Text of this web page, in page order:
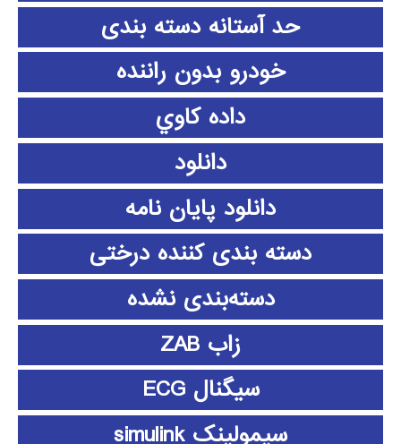
حد آستانه دسته بندی
خودرو بدون راننده
داده كاوي
دانلود
دانلود پايان نامه
دسته بندی کننده درختی
دسته‌بندی نشده
زاب ZAB
سیگنال ECG
سیمولینک simulink